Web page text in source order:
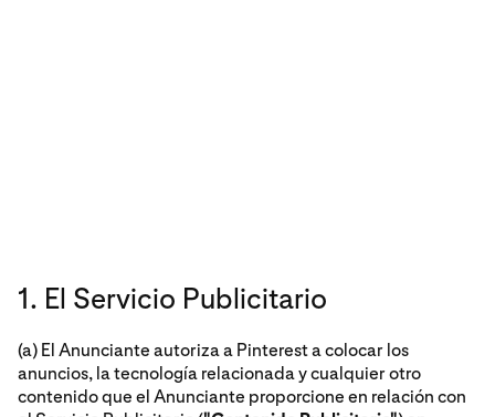
1. El Servicio Publicitario
(a) El Anunciante autoriza a Pinterest a colocar los
anuncios, la tecnología relacionada y cualquier otro
contenido que el Anunciante proporcione en relación con